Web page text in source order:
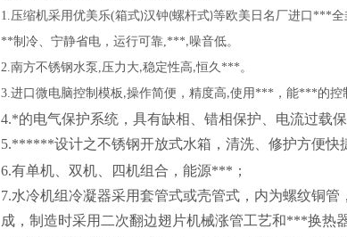
1.压缩机采用优美乐(箱式)汉钟(螺杆式)等欧美日名厂进口***
**制冷、宁静省电，运行可靠,***,噪音低。
2.南方不锈钢水泵 ,压力大,稳定性高,恒久***。
3.进口微电脑控制模板 ,操作简便，精度高,使用***，能***的控
4.*的电气保护系统，具有缺相、错相保护、电流过载
5.******设计之不锈钢开放式水箱，清洗、修护方便快
6.有单机、双机、四机组合，能源***；
7.水冷机组冷凝器采用套管式或壳管式，内为螺纹铜
成，制造时采用二次翻边翅片机械涨管工艺和***换热